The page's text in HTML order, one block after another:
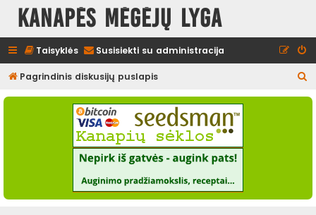
Kanapės mėgėjų lyga
Taisyklės Susisiekti su administracija
Pagrindinis diskusijų puslapis
e